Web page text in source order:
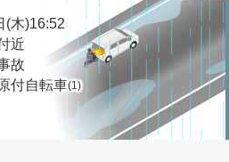
(木)16:52
近
故
付自転車(1)